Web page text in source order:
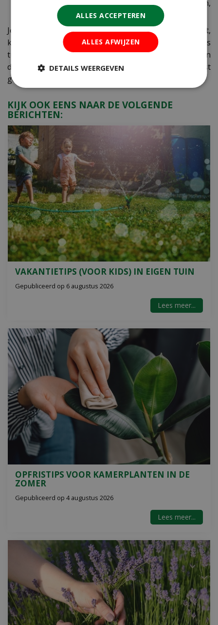
stukken zagen en knippen en weer in de tuin,
compost of haard gebruiken.
Je kent vast de aloude slogan 'Kerstboom eruit,
kamerplant erin!' wel, dus houdt de site van ons
tuincentrum in Vijfhuizen, Hillegom en IJsselmuiden in
de gaten, want we berichten binnenkort over de meest
gewilde kamerplanten voor het nieuwe jaar!
KIJK OOK EENS NAAR DE VOLGENDE
BERICHTEN:
VAKANTIETIPS (VOOR KIDS) IN EIGEN TUIN
Gepubliceerd op 6 augustus 2026
Lees meer...
OPFRISTIPS VOOR KAMERPLANTEN IN DE
ZOMER
Gepubliceerd op 4 augustus 2026
Lees meer...
ALLES ACCEPTEREN
ALLES AFWIJZEN
DETAILS WEERGEVEN